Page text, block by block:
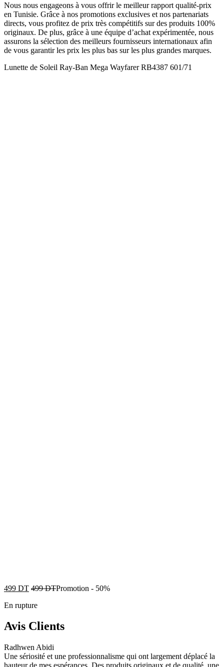
Nous nous engageons à vous offrir le meilleur rapport qualité-prix
en Tunisie. Grâce à nos promotions exclusives et nos partenariats
directs, vous profitez de prix très compétitifs sur des produits 100%
originaux. De plus, grâce à une équipe d’achat expérimentée, nous
assurons la sélection des meilleurs fournisseurs internationaux afin
de vous garantir les prix les plus bas sur les plus grandes marques.
Lunette de Soleil Ray-Ban Mega Wayfarer RB4387 601/71
499 DT 499DTPromotion - 50%
En rupture
Avis Clients
Radhwen Abidi
Une sériosité et une professionnalisme qui ont largement déplacé la